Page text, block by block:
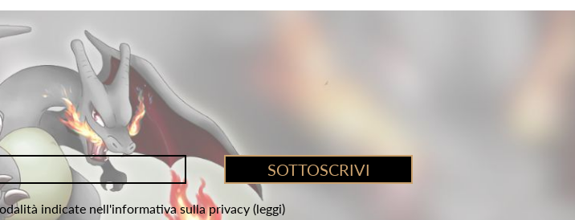
indicate nell'informativa sulla privacy (leggi)